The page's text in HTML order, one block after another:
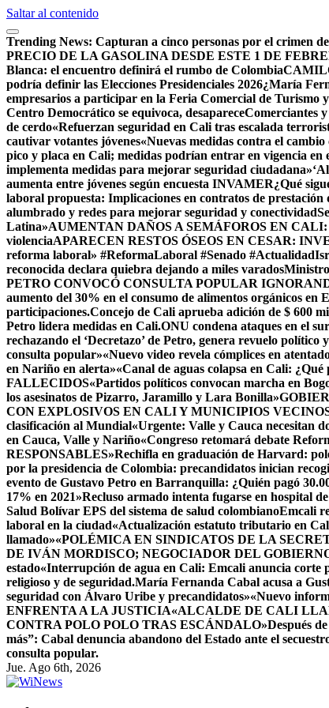
Saltar al contenido
Trending News: Capturan a cinco personas por el crimen
PRECIO DE LA GASOLINA DESDE ESTE 1 DE
Blanca: el encuentro definirá el rumbo de Colombia
podría definir las Elecciones Presidenciales 2026¿María
empresarios a participar en la Feria Comercial de Turismo
Centro Democrático se equivoca, desapareceComerciantes
de cerdo«Refuerzan seguridad en Cali tras escalada
cautivar votantes jóvenes«Nuevas medidas contra el
pico y placa en Cali; medidas podrían entrar en vigencia en
implementa medidas para mejorar seguridad ciudadana»
aumenta entre jóvenes según encuesta INVAMER¿Qué
laboral propuesta: Implicaciones en contratos de prestación
alumbrado y redes para mejorar seguridad y conectividad
Latina»AUMENTAN DAÑOS A SEMÁFOROS EN
violenciaAPARECEN RESTOS ÓSEOS EN CESAR:
reforma laboral» #ReformaLaboral #Senado #Actualidad
reconocida declara quiebra dejando a miles varados
PETRO CONVOCÓ CONSULTA POPULAR
aumento del 30% en el consumo de alimentos orgánicos en
participaciones.Concejo de Cali aprueba adición de $ 600
Petro lidera medidas en Cali.ONU condena ataques en el
rechazando el ‘Decretazo’ de Petro, genera revuelo político
consulta popular»«Nuevo video revela cómplices en
en Nariño en alerta»«Canal de aguas colapsa en Cali:
FALLECIDOS«Partidos políticos convocan marcha en
los asesinatos de Pizarro, Jaramillo y Lara Bonilla»
CON EXPLOSIVOS EN CALI Y MUNICIPIOS
clasificación al Mundial«Urgente: Valle y Cauca necesitan
en Cauca, Valle y Nariño«Congreso retomará debate
RESPONSABLES»Rechifla en graduación de Harvard:
por la presidencia de Colombia: precandidatos inician
evento de Gustavo Petro en Barranquilla: ¿Quién pagó
17% en 2021»Recluso armado intenta fugarse en hospital
Salud Bolívar EPS del sistema de salud colombianoEmcali
laboral en la ciudad«Actualización estatuto tributario en
llamado»«POLÉMICA EN SINDICATOS DE LA
DE IVÁN MORDISCO; NEGOCIADOR DEL
estado«Interrupción de agua en Cali: Emcali anuncia
religioso y de seguridad.María Fernanda Cabal acusa a
seguridad con Álvaro Uribe y precandidatos»«Nuevo
ENFRENTA A LA JUSTICIA«ALCALDE DE CALI
CONTRA POLO POLO TRAS ESCÁNDALO»Después
más”: Cabal denuncia abandono del Estado ante el
consulta popular.
Jue. Ago 6th, 2026